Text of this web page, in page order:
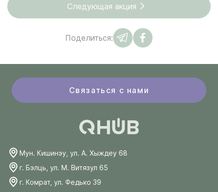
Следующая акция
Поделиться:
Связаться с нами
Мун. Кишинэу, ул. А. Хыждеу 68
г. Бэлць, ул. М. Витязул 65
г. Комрат, ул. Федько 39